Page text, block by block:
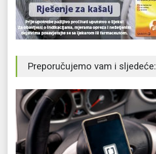
Preporučujemo vam i sljedeće: